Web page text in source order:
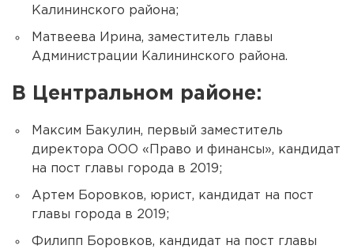
Калининского района;
Матвеева Ирина, заместитель главы
Администрации Калининского района.
В Центральном районе:
Максим Бакулин, первый заместитель
директора ООО «Право и финансы», кандидат
на пост главы города в 2019;
Артем Боровков, юрист, кандидат на пост
главы города в 2019;
Филипп Боровков, кандидат на пост главы